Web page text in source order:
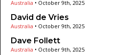
Australia • October 9th, 2025
David de Vries
Australia • October 9th, 2025
Dave Follett
Australia • October 9th, 2025